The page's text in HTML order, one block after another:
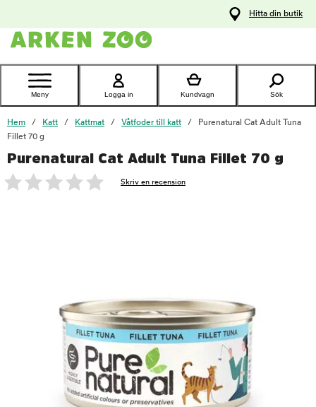
Kontakta
Hitta din butik
Meny Logga in Kundvagn Sök
Hem Katt Kattmat Våtfoder till katt
Purenatural Cat Adult Tuna
Fillet 70 g
Purenatural Cat Adult Tuna Fillet 70 g
Skriv en recension
foo